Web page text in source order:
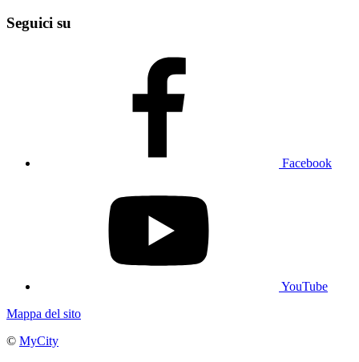
Seguici su
Facebook
YouTube
Mappa del sito
© MyCity